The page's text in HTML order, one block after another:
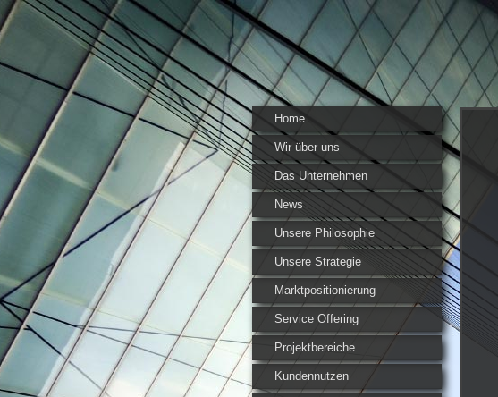
Home
Wir über uns
Das Unternehmen
News
Unsere Philosophie
Unsere Strategie
Marktpositionierung
Service Offering
Projektbereiche
Kundennutzen